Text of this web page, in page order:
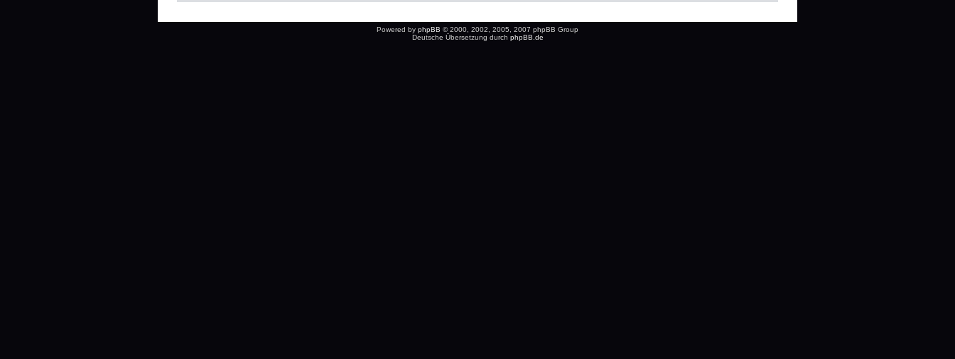
Powered by phpBB © 2000, 2002, 2005, 2007 phpBB Group
Deutsche Übersetzung durch phpBB.de